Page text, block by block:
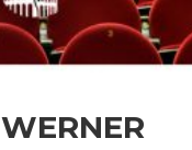
WERNER